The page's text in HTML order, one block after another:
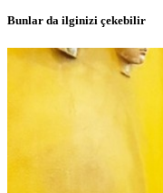
Bunlar da ilginizi çekebilir